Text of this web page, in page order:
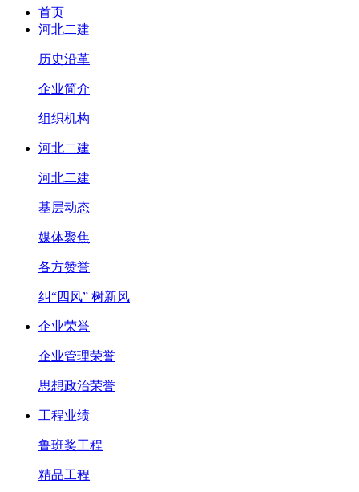
首页
河北二建
历史沿革
企业简介
组织机构
河北二建
河北二建
基层动态
媒体聚焦
各方赞誉
纠“四风” 树新风
企业荣誉
企业管理荣誉
思想政治荣誉
工程业绩
鲁班奖工程
精品工程